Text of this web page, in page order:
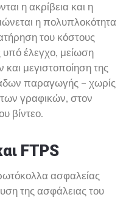
η ακρίβεια και η
η πολυπλοκότητα
του κόστους
υπό έλεγχο, μείωση
μεγιστοποίηση της
παραγωγής – χωρίς
γραφικών, στον
βίντεο.
FTPS
ασφαλείας
της ασφάλειας του